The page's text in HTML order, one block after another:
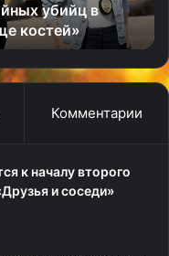
убийц в
костей»
Комментарии
к началу второго
и соседи»